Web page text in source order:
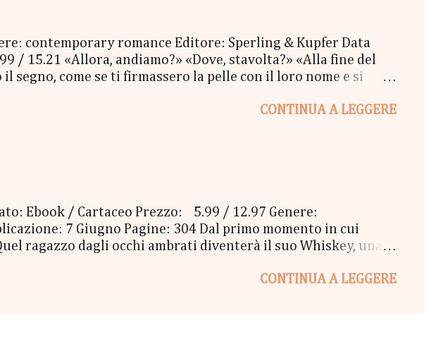
contemporary romance Editore: Sperling & Kupfer Data
/ 15.21 «Allora, andiamo?» «Dove, stavolta?» «Alla fine del
segno, come se ti firmassero la pelle con il loro nome e si
senza avvisare, un pomeriggio d'inverno, mentre fuori il
doloros...
CONTINUA A LEGGERE
Ebook / Cartaceo Prezzo: 5.99 / 12.97 Genere:
7 Giugno Pagine: 304 Dal primo momento in cui
ragazzo dagli occhi ambrati diventerà il suo Whiskey, una
il tempo e le circostanze sembrano essere sempre avverse?
CONTINUA A LEGGERE